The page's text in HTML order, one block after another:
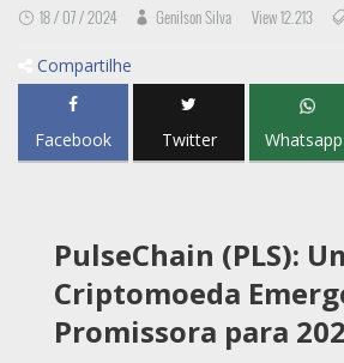
18 / 07 / 2024 Genilson Silva View 12.213
Compartilhe
Facebook Twitter Whatsapp
PulseChain (PLS):
Criptomoeda
Promissora para